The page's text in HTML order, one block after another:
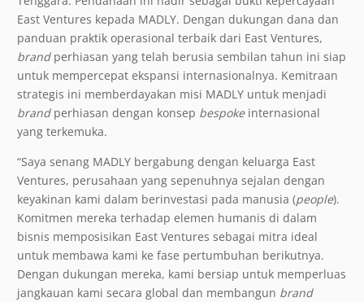
East Ventures kepada MADLY. Dengan dukungan dana dan
panduan praktik operasional terbaik dari East Ventures,
brandperhiasan yang telah berusia sembilan tahun ini siap
untuk mempercepat ekspansi internasionalnya. Kemitraan
strategis ini memberdayakan misi MADLY untuk menjadi
brandperhiasan dengan konsep bespokeinternasional
yang terkemuka.
“Saya senang MADLY bergabung dengan keluarga East
Ventures, perusahaan yang sepenuhnya sejalan dengan
keyakinan kami dalam berinvestasi pada manusia (people).
Komitmen mereka terhadap elemen humanis di dalam
bisnis memposisikan East Ventures sebagai mitra ideal
untuk membawa kami ke fase pertumbuhan berikutnya.
Dengan dukungan mereka, kami bersiap untuk memperluas
jangkauan kami secara global dan membangun brand